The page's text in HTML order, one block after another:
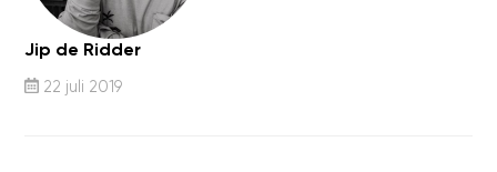
Jip de Ridder
22 juli 2019